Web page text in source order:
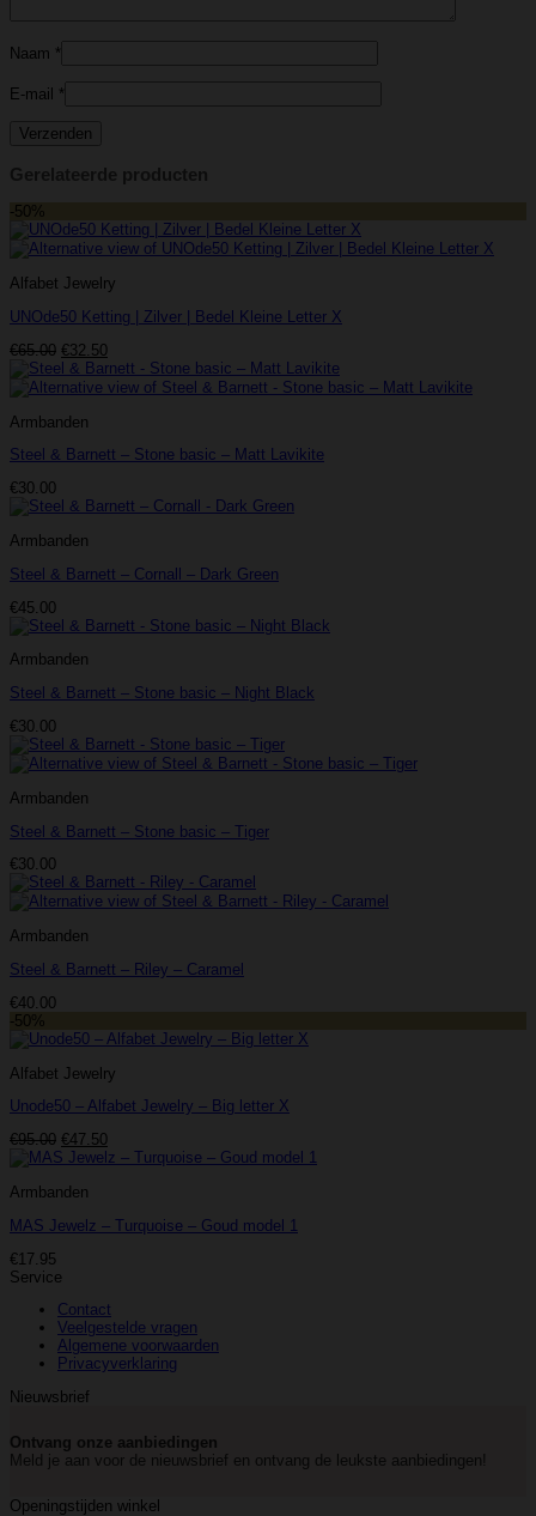
Naam *
E-mail *
Gerelateerde producten
-50%
Alfabet Jewelry
UNOde50 Ketting | Zilver | Bedel Kleine Letter X
€65.00 Oorspronkelijke
prijs
was:
€32.50Huidige
prijs
is:
Armbanden
Steel & Barnett – Stone basic – Matt Lavikite
€30.00
Armbanden
Steel & Barnett – Cornall – Dark Green
€45.00
Armbanden
Steel & Barnett – Stone basic – Night Black
€30.00
Armbanden
Steel & Barnett – Stone basic – Tiger
€30.00
Armbanden
Steel & Barnett – Riley – Caramel
€40.00
-50%
Alfabet Jewelry
Unode50 – Alfabet Jewelry – Big letter X
€95.00 Oorspronkelijke
prijs
€95.00.
€47.50Huidige
prijs
Armbanden
MAS Jewelz – Turquoise – Goud model 1
€17.95
Service
Contact
Veelgestelde vragen
Algemene voorwaarden
Privacyverklaring
Nieuwsbrief
Ontvang onze aanbiedingen
Meld je aan voor de nieuwsbrief en ontvang de leukste aanbiedingen!
Openingstijden winkel